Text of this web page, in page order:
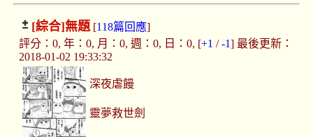
[綜合]無題[118篇回應]
評分：0, 年：0, 月：0, 週：0, 日：0, [+1 /-1] 最後更新：
2018-01-02 19:33:32
深夜虐饅
靈夢救世劍